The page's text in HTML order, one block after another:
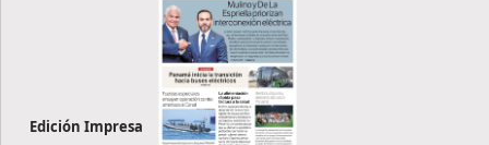
Edición Impresa